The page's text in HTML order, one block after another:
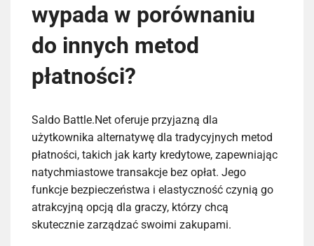
wypada w porównaniu
do innych metod
płatności?
Saldo Battle.Net oferuje przyjazną dla
użytkownika alternatywę dla tradycyjnych metod
płatności, takich jak karty kredytowe, zapewniając
natychmiastowe transakcje bez opłat. Jego
funkcje bezpieczeństwa i elastyczność czynią go
atrakcyjną opcją dla graczy, którzy chcą
skutecznie zarządzać swoimi zakupami.